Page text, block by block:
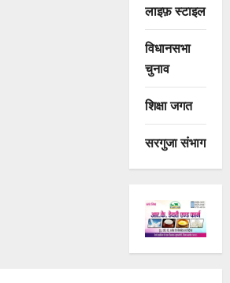
लाइफ़ स्टाइल
विधानसभा
चुनाव
शिक्षा जगत
सरगुजा संभाग